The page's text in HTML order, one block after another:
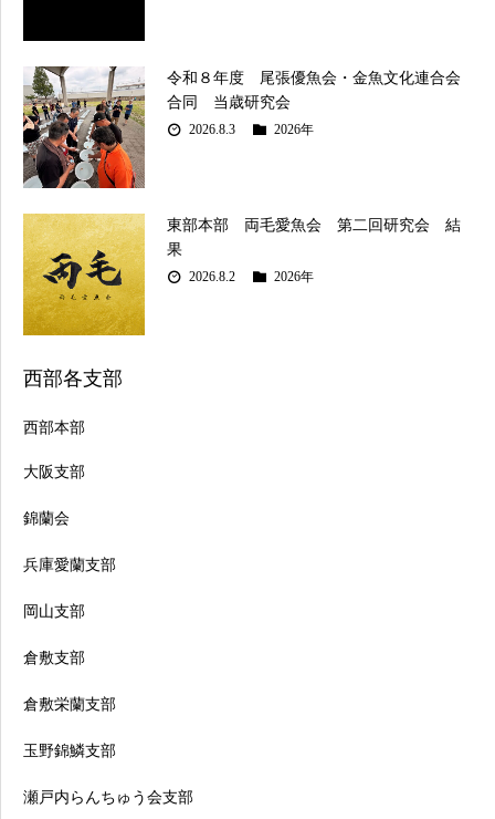
令和８年度 尾張優魚会・金魚文化連合会
合同 当歳研究会
2026.8.3 2026年
東部本部 両毛愛魚会 第二回研究会 結
果
2026.8.2 2026年
西部各支部
西部本部
大阪支部
錦蘭会
兵庫愛蘭支部
岡山支部
倉敷支部
倉敷栄蘭支部
玉野錦鱗支部
瀬戸内らんちゅう会支部